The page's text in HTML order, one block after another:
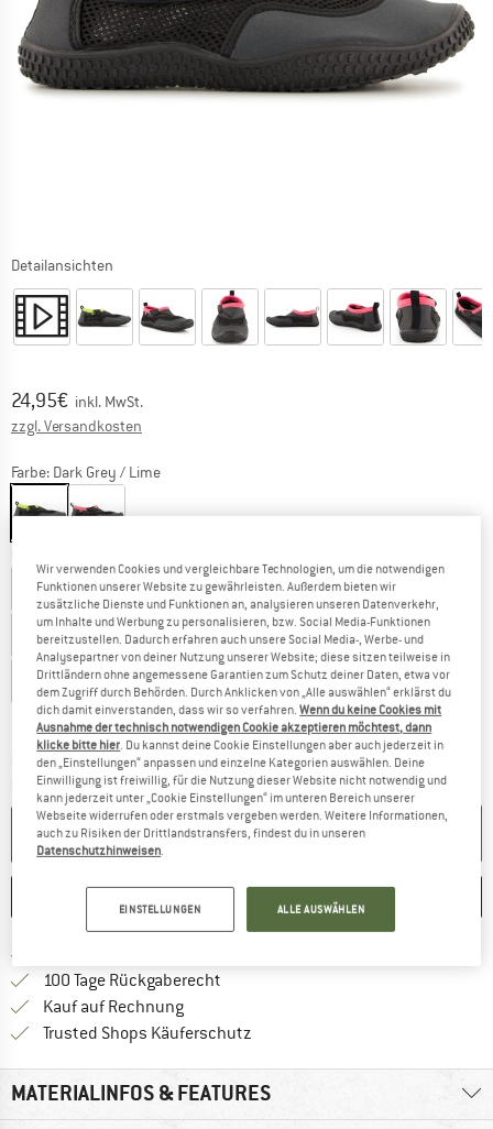
Detailansichten
Preis:
24,95€ inkl. MwSt.
zzgl. Versandkosten
Farbe: Dark Grey / Lime
EU36 EU37 EU38 EU39 EU40
EU41 EU42 EU43 EU44 EU 45
EU46
Größentabelle
Lieferzeit: 2-4 WerktageDer Link öffnet sich in einer Infobox und
Menge:
IN DEN WARENKORB
VERGLEICHEN
100 Tage Rückgaberecht
Kauf auf RechnungFinde die Zahlungs-Infos hier! Öffnet
Trusted Shops Käuferschutz
MATERIALINFOS & FEATURES
Wir verwenden Cookies und vergleichbare Technologien, um die notwendigen
Funktionen unserer Website zu gewährleisten. Außerdem bieten wir
zusätzliche Dienste und Funktionen an, analysieren unseren Datenverkehr,
um Inhalte und Werbung zu personalisieren, bzw. Social Media-Funktionen
bereitzustellen. Dadurch erfahren auch unsere Social Media-, Werbe- und
Analysepartner von deiner Nutzung unserer Website; diese sitzen teilweise in
Drittländern ohne angemessene Garantien zum Schutz deiner Daten, etwa vor
dem Zugriff durch Behörden. Durch Anklicken von „Alle auswählen“ erklärst du
dich damit einverstanden, dass wir so verfahren.Wenn du keine Cookies mit
Ausnahme der technisch notwendigen Cookie akzeptieren möchtest, dann
klicke bitte hier. Du kannst deine Cookie Einstellungen aber auch jederzeit in
den „Einstellungen“ anpassen und einzelne Kategorien auswählen. Deine
Einwilligung ist freiwillig, für die Nutzung dieser Website nicht notwendig und
kann jederzeit unter „Cookie Einstellungen“ im unteren Bereich unserer
Webseite widerrufen oder erstmals vergeben werden. Weitere Informationen,
auch zu Risiken der Drittlandstransfers, findest du in unseren
Datenschutzhinweisen.
EINSTELLUNGEN ALLE AUSWÄHLEN